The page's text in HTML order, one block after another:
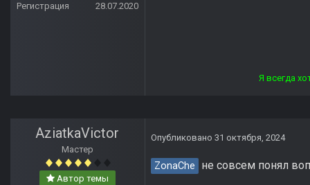
Регистрация
28.07.2020
Я всегда хотел отвечать
AziatkaVictor
Мастер
Автор темы
Опубликовано 31 октября, 2024
ZonaChe не совсем понял